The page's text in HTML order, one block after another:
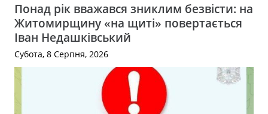
Понад рік вважався зниклим безвісти: на
Житомирщину «на щиті» повертається
Іван Недашківський
Субота, 8 Серпня, 2026